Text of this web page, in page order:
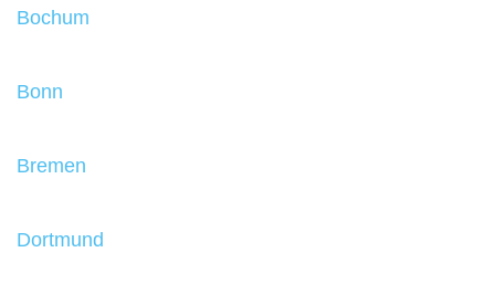
Bochum
Bonn
Bremen
Dortmund